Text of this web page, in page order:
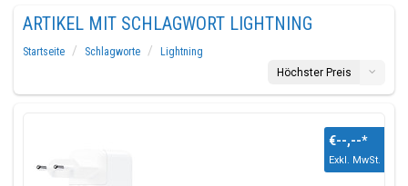
ARTIKEL MIT SCHLAGWORT LIGHTNING
Startseite Schlagworte
Lightning
Höchster Preis
€--,--*
Exkl. MwSt.